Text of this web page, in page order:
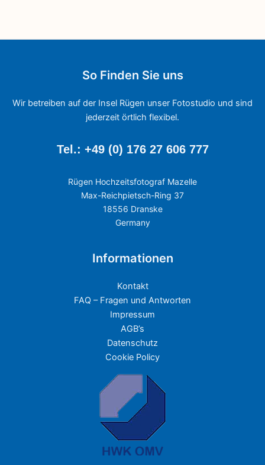
So Finden Sie uns
Wir betreiben auf der Insel Rügen unser Fotostudio und sind
jederzeit örtlich flexibel.
Tel.: +49 (0) 176 27 606 777
Rügen Hochzeitsfotograf Mazelle
Max-Reichpietsch-Ring 37
18556 Dranske
Germany
Informationen
Kontakt
FAQ – Fragen und Antworten
Impressum
AGB’s
Datenschutz
Cookie Policy